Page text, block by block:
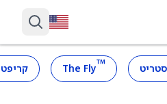
סטריט ™
The Fly